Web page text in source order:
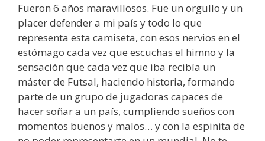
Fueron 6 años maravillosos. Fue un orgullo y un
placer defender a mi país y todo lo que
representa esta camiseta, con esos nervios en el
estómago cada vez que escuchas el himno y la
sensación que cada vez que iba recibía un
máster de Futsal, haciendo historia, formando
parte de un grupo de jugadoras capaces de
hacer soñar a un país, cumpliendo sueños con
momentos buenos y malos… y con la espinita de